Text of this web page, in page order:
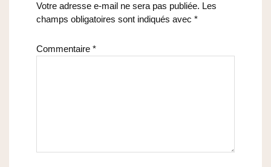
Votre adresse e-mail ne sera pas publiée. Les
champs obligatoires sont indiqués avec *
Commentaire *